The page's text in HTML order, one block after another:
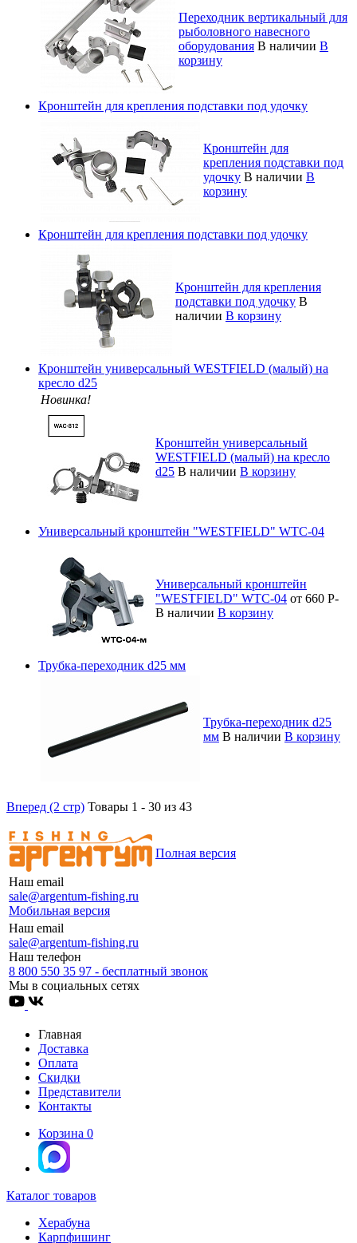
Переходник вертикальный для
рыболовного навесного
оборудования В наличии В
корзину
Кронштейн для крепления подставки под удочку
Кронштейн для
крепления подставки под
удочку В наличии В
корзину
Кронштейн для крепления подставки под удочку
Кронштейн для крепления
подставки под удочку В
наличии В корзину
Кронштейн универсальный WESTFIELD (малый) на
кресло d25
Новинка!
Кронштейн универсальный
WESTFIELD (малый) на кресло
d25 В наличии В корзину
Универсальный кронштейн "WESTFIELD" WTC-04
Универсальный кронштейн
"WESTFIELD" WTC-04 от 660 Р-
В наличии В корзину
Трубка-переходник d25 мм
Трубка-переходник d25
мм В наличии В корзину
Вперед (2 стр) Товары 1 - 30 из 43
Наш email
sale@argentum-fishing.ru
Мобильная версия
Полная версия
Наш email
sale@argentum-fishing.ru
Наш телефон
8 800 550 35 97 - бесплатный звонок
Мы в социальных сетях
Главная
Доставка
Оплата
Скидки
Представители
Контакты
Корзина 0
Каталог товаров
Херабуна
Карпфишинг